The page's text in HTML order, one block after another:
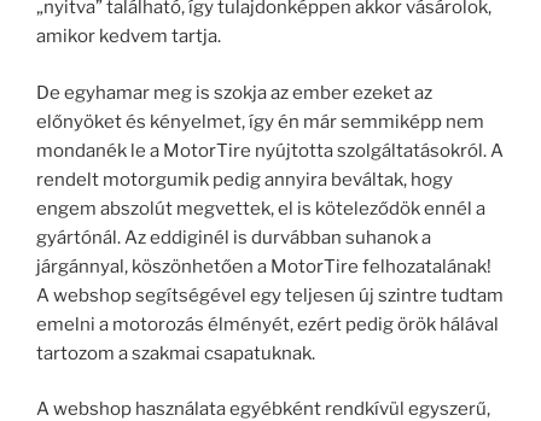
„nyitva” található, így tulajdonképpen akkor vásárolok,
amikor kedvem tartja.
De egyhamar meg is szokja az ember ezeket az
előnyöket és kényelmet, így én már semmiképp nem
mondanék le a MotorTire nyújtotta szolgáltatásokról. A
rendelt motorgumik pedig annyira beváltak, hogy
engem abszolút megvettek, el is köteleződök ennél a
gyártónál. Az eddiginél is durvábban suhanok a
járgánnyal, köszönhetően a MotorTire felhozatalának!
A webshop segítségével egy teljesen új szintre tudtam
emelni a motorozás élményét, ezért pedig örök hálával
tartozom a szakmai csapatuknak.
A webshop használata egyébként rendkívül egyszerű,